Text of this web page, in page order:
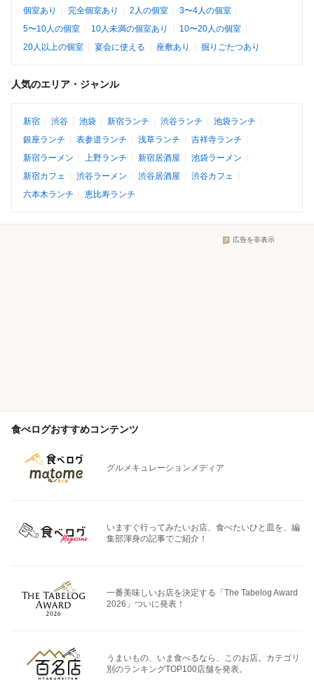
個室あり 完全個室あり 2人の個室
3〜4人の個室
5〜10人の個室
10人未満の個室あり
10〜20人の個室
20人以上の個室
宴会に使える 座敷あり 掘りごたつあり
人気のエリア・ジャンル
新宿 渋谷 池袋 新宿ランチ 渋谷ランチ
池袋ランチ
銀座ランチ
表参道ランチ 浅草ランチ
吉祥寺ランチ
新宿ラーメン
上野ランチ 新宿居酒屋
池袋ラーメン
新宿カフェ
渋谷ラーメン 渋谷居酒屋
渋谷カフェ
六本木ランチ
恵比寿ランチ
広告を非表示
食べログおすすめコンテンツ
グルメキュレーションメディア
いますぐ行ってみたいお店、食べたいひと皿を、編
集部渾身の記事でご紹介！
一番美味しいお店を決定する「The Tabelog Award
2026」ついに発表！
うまいもの、いま食べるなら、このお店。カテゴリ
別のランキングTOP100店舗を発表。